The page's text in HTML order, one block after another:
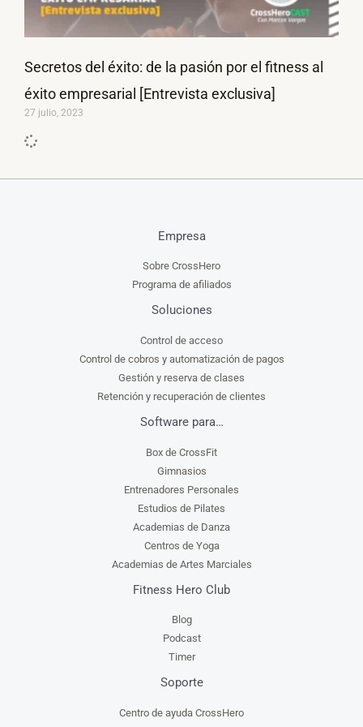
Secretos del éxito: de la pasión por el fitness al
éxito empresarial [Entrevista exclusiva]
27 julio, 2023
Empresa
Sobre CrossHero
Programa de afiliados
Soluciones
Control de acceso
Control de cobros y automatización de pagos
Gestión y reserva de clases
Retención y recuperación de clientes
Software para…
Box de CrossFit
Gimnasios
Entrenadores Personales
Estudios de Pilates
Academias de Danza
Centros de Yoga
Academias de Artes Marciales
Fitness Hero Club
Blog
Podcast
Timer
Soporte
Centro de ayuda CrossHero